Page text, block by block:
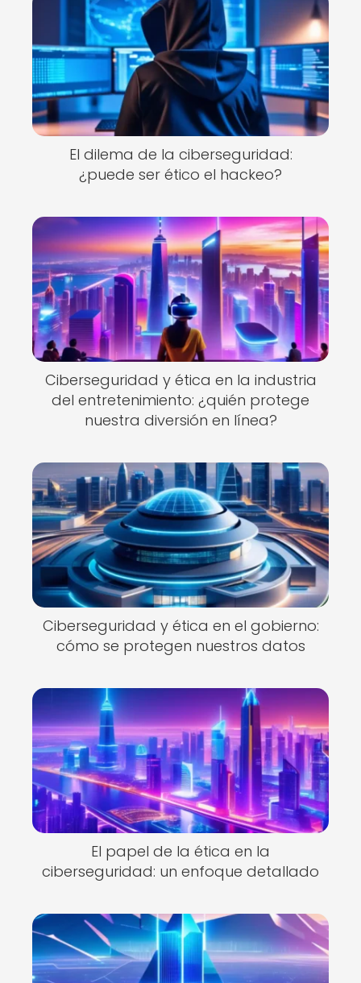
El dilema de la ciberseguridad:
¿puede ser ético el hackeo?
Ciberseguridad y ética en la industria
del entretenimiento: ¿quién protege
nuestra diversión en línea?
Ciberseguridad y ética en el gobierno:
cómo se protegen nuestros datos
El papel de la ética en la
ciberseguridad: un enfoque detallado